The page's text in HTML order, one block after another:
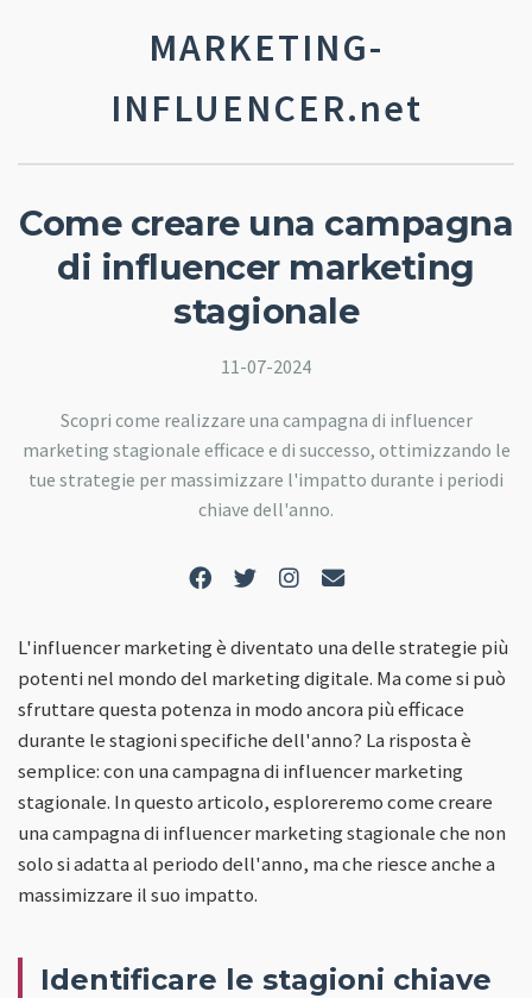
MARKETING-
INFLUENCER.net
Come creare una campagna
di influencer marketing
stagionale
11-07-2024
Scopri come realizzare una campagna di influencer
marketing stagionale efficace e di successo, ottimizzando le
tue strategie per massimizzare l'impatto durante i periodi
chiave dell'anno.
L'influencer marketing è diventato una delle strategie più
potenti nel mondo del marketing digitale. Ma come si può
sfruttare questa potenza in modo ancora più efficace
durante le stagioni specifiche dell'anno? La risposta è
semplice: con una campagna di influencer marketing
stagionale. In questo articolo, esploreremo come creare
una campagna di influencer marketing stagionale che non
solo si adatta al periodo dell'anno, ma che riesce anche a
massimizzare il suo impatto.
Identificare le stagioni chiave